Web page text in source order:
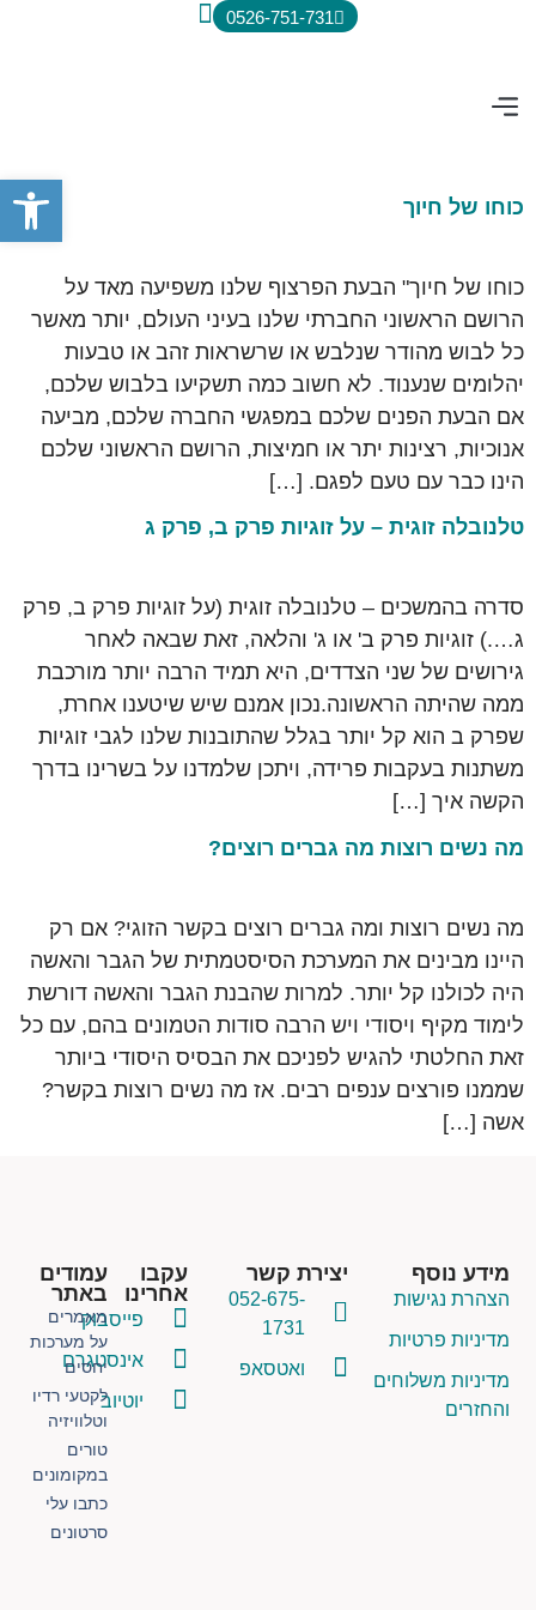
0526-751-731
כוחו של חיוך
כוחו של חיוך" הבעת הפרצוף שלנו משפיעה מאד על
הרושם הראשוני החברתי שלנו בעיני העולם, יותר מאשר
כל לבוש מהודר שנלבש או שרשראות זהב או טבעות
יהלומים שנענוד. לא חשוב כמה תשקיעו בלבוש שלכם,
אם הבעת הפנים שלכם במפגשי החברה שלכם, מביעה
אנוכיות, רצינות יתר או חמיצות, הרושם הראשוני שלכם
הינו כבר עם טעם לפגם. […]
טלנובלה זוגית – על זוגיות פרק ב, פרק ג
סדרה בהמשכים – טלנובלה זוגית (על זוגיות פרק ב, פרק
ג….) זוגיות פרק ב' או ג' והלאה, זאת שבאה לאחר
גירושים של שני הצדדים, היא תמיד הרבה יותר מורכבת
ממה שהיתה הראשונה.נכון אמנם שיש שיטענו אחרת,
שפרק ב הוא קל יותר בגלל שהתובנות שלנו לגבי זוגיות
משתנות בעקבות פרידה, ויתכן שלמדנו על בשרינו בדרך
הקשה איך […]
מה נשים רוצות מה גברים רוצים?
מה נשים רוצות ומה גברים רוצים בקשר הזוגי? אם רק
היינו מבינים את המערכת הסיסטמתית של הגבר והאשה
היה לכולנו קל יותר. למרות שהבנת הגבר והאשה דורשת
לימוד מקיף ויסודי ויש הרבה סודות הטמונים בהם, עם כל
זאת החלטתי להגיש לפניכם את הבסיס היסודי ביותר
שממנו פורצים ענפים רבים. אז מה נשים רוצות בקשר?
אשה […]
עמודים
באתר
מאמרים
על מערכות
יחסים
לקטעי רדיו
וטלוויזיה
טורים
במקומונים
כתבו עלי
סרטונים
עקבו
אחרינו
פייסבוק
אינסטגרם
יוטיוב
יצירת קשר
052-675-
1731
ואטסאפ
מידע נוסף
הצהרת נגישות
מדיניות פרטיות
מדיניות משלוחים
והחזרים
פתח